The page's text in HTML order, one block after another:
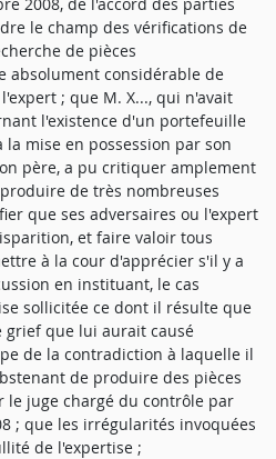
le champ des vérifications de
de pièces
absolument considérable de
; que M. X..., qui n'avait
l'existence d'un portefeuille
mise en possession par son
père, a pu critiquer amplement
de très nombreuses
que ses adversaires ou l'expert
et faire valoir tous
à la cour d'apprécier s'il y a
en instituant, le cas
sollicitée ce dont il résulte que
grief que lui aurait causé
de la contradiction à laquelle il
de produire des pièces
le juge chargé du contrôle par
; que les irrégularités invoquées
de l'expertise ;